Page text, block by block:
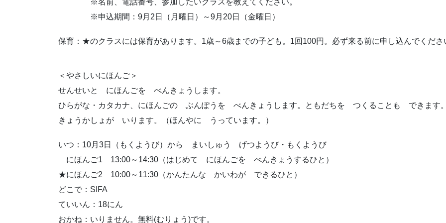
※申込期間：9月2日（月曜日）～9月20日（金曜日）
保育：★のクラスには保育があります。1歳～6歳までの子ども。1回100円。必ず来る前に申し込んでくださ
＜やさしいにほんご＞
せんせいと にほんごを べんきょうします。
ひらがな・カタカナ、にほんごの ぶんぽうを べんきょうします。ともだちを つくることも できます
きょうかしょが いります。（ほんやに うっています。）
いつ：10月3日（もくようび）から まいしゅう げつようび・もくようび
にほんご1 13:00～14:30（はじめて にほんごを べんきょうするひと）
★にほんご2 10:00～11:30（かんたんな かいわが できるひと）
どこで：SIFA
ていいん：18にん
おかね：いりません。無料(むりょう)です。